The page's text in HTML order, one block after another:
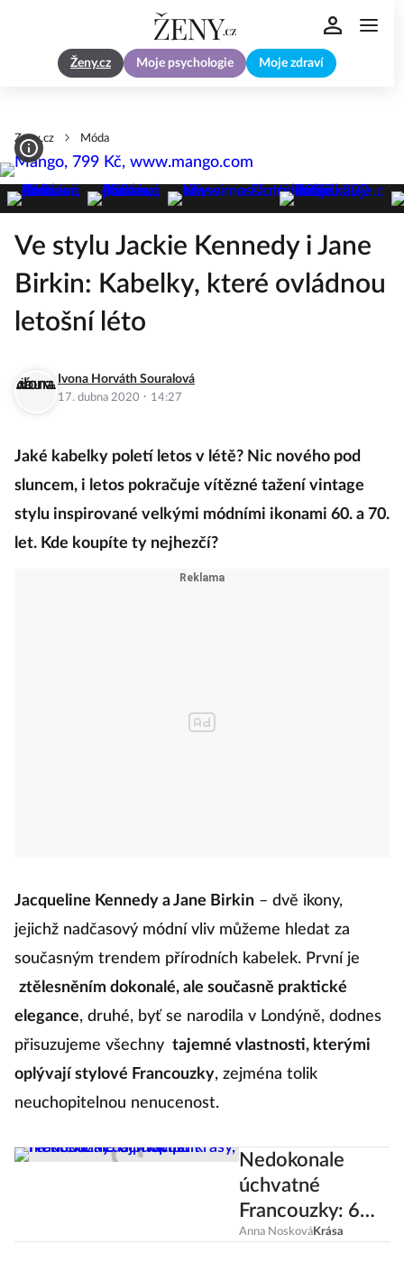
Ženy.cz Moje psychologie Moje zdraví
Zeny.cz Móda
Ve stylu Jackie Kennedy i Jane
Birkin: Kabelky, které ovládnou
letošní léto
Ivona Horváth Souralová
17. dubna 2020 · 14:27
Jaké kabelky poletí letos v létě? Nic nového pod
sluncem, i letos pokračuje vítězné tažení vintage
stylu inspirované velkými módními ikonami 60. a 70.
let. Kde koupíte ty nejhezčí?
Jacqueline Kennedy a Jane Birkin – dvě ikony,
jejichž nadčasový módní vliv můžeme hledat za
současným trendem přírodních kabelek. První je
ztělesněním dokonalé, ale současně praktické
elegance, druhé, byť se narodila v Londýně, dodnes
přisuzujeme všechny tajemné vlastnosti, kterými
oplývají stylové Francouzky, zejména tolik
neuchopitelnou nenucenost.
Nedokonale
úchvatné
Francouzky: 6
principů krásy, na
Anna NoskováKrása